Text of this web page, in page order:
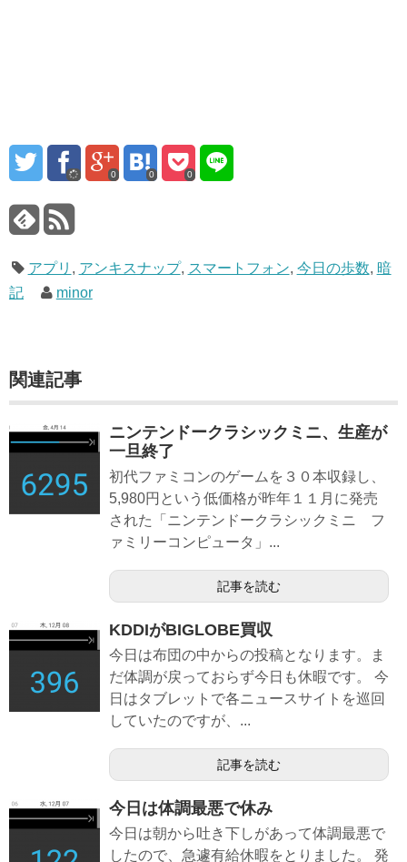
0 0 0
アプリ , アンキスナップ, スマートフォン, 今日の歩数, 暗
記
minor
関連記事
ニンテンドークラシックミニ、生産が
一旦終了
初代ファミコンのゲームを３０本収録し、
5,980円という低価格が昨年１１月に発売
された「ニンテンドークラシックミニ フ
ァミリーコンピュータ」...
記事を読む
KDDIがBIGLOBE買収
今日は布団の中からの投稿となります。ま
だ体調が戻っておらず今日も休暇です。 今
日はタブレットで各ニュースサイトを巡回
していたのですが、...
記事を読む
今日は体調最悪で休み
今日は朝から吐き下しがあって体調最悪で
したので、急遽有給休暇をとりました。 発